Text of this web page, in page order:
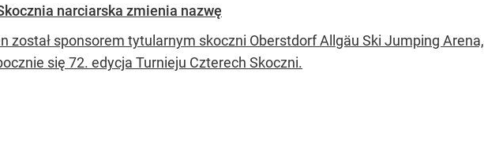
narciarska zmienia nazwę
został sponsorem tytularnym skoczni Oberstdorf Allgäu Ski Jumping
się 72. edycja Turnieju Czterech Skoczni.